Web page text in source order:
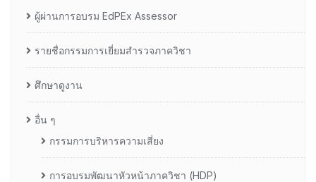
ผู้ผ่านการอบรม EdPEx Assessor
รายชื่อกรรมการเยี่ยมสำรวจภาควิชา
ศึกษาดูงาน
อื่น ๆ
กรรมการบริหารความเสี่ยง
การอบรมพัฒนาหัวหน้าภาควิชา (HDP)